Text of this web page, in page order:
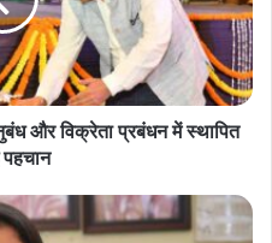
में आज से आदिवासी महोत्सव, 32 जनजातियों
संस्कृति
और विक्रेता प्रबंधन में स्थापित